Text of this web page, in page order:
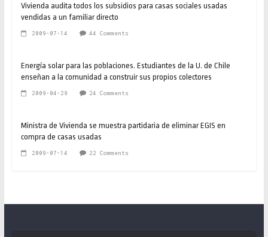
Vivienda audita todos los subsidios para casas sociales usadas
vendidas a un familiar directo
2009-07-14 44 Comments
Energía solar para las poblaciones. Estudiantes de la U. de Chile
enseñan a la comunidad a construir sus propios colectores
2009-04-29 24 Comments
Ministra de Vivienda se muestra partidaria de eliminar EGIS en
compra de casas usadas
2009-07-14 22 Comments